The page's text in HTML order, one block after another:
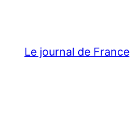
contenu
Le journal de France